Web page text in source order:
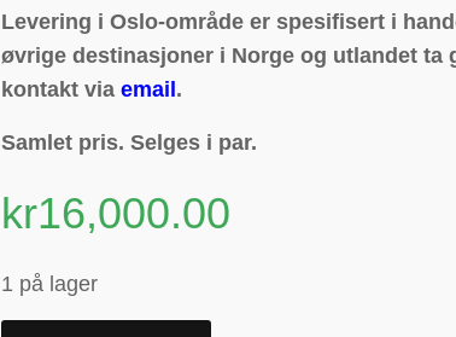
Levering i Oslo-område er spesifisert i
øvrige destinasjoner i Norge og utlandet ta
kontakt viaemail .
Samlet pris. Selges i par.
kr16,000.00
1 på lager